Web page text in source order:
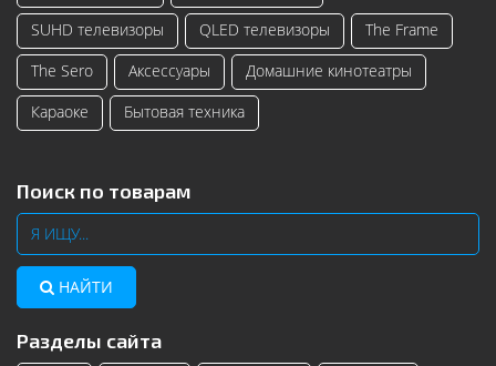
SUHD телевизоры
QLED телевизоры
The Frame
The Sero
Аксессуары
Домашние кинотеатры
Караоке
Бытовая техника
Поиск по товарам
НАЙТИ
Разделы сайта